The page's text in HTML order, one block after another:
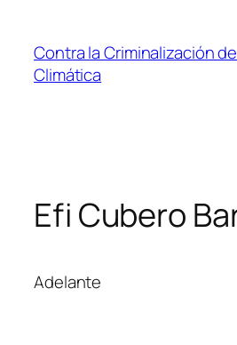
contenido
Contra la Criminalización
Climática
Efi Cubero
Adelante